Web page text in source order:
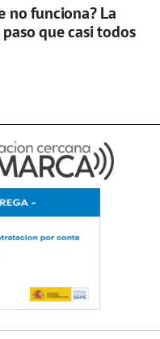
no funciona? La
que casi todos